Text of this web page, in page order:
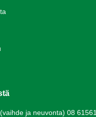
ja neuvonta) 08 61561